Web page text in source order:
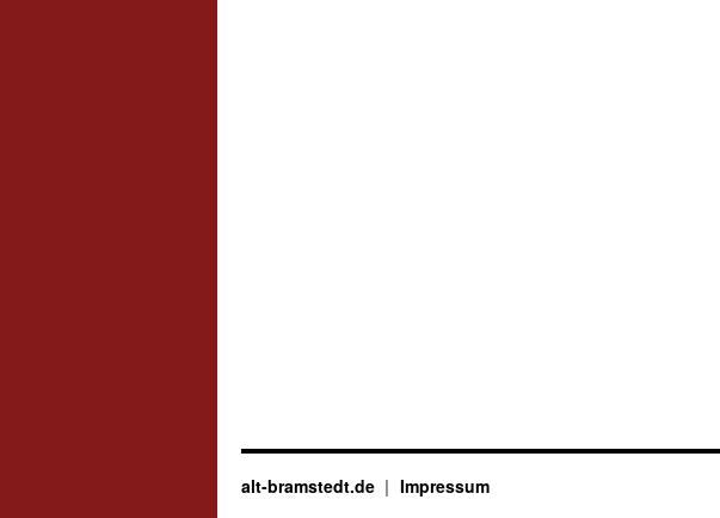
alt-bramstedt.de Impressum